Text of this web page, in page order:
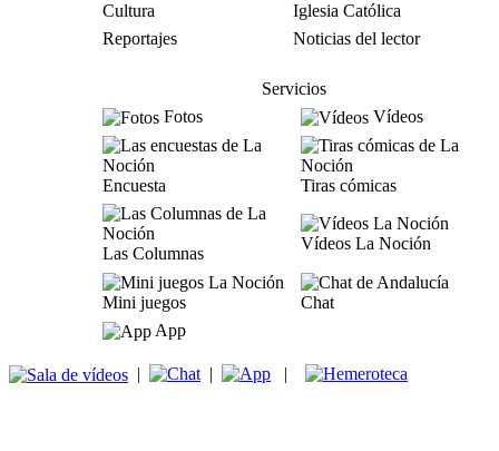
Cultura
Iglesia Católica
Reportajes
Noticias del lector
Servicios
Fotos
Vídeos
Encuesta Tiras cómicas
Las Columnas
Vídeos La Noción
Mini juegos
Chat
App
| | |